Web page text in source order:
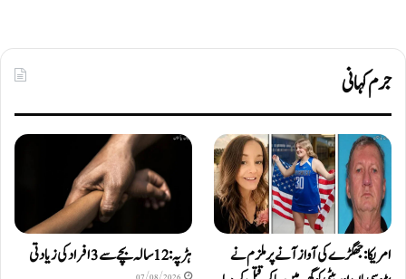
جرم کہانی
امریکا: جھگڑے کی آواز آنے پر ملزم نے
ہڑپہ: 12 سالہ بچے سے 3 افراد کی زیادتی